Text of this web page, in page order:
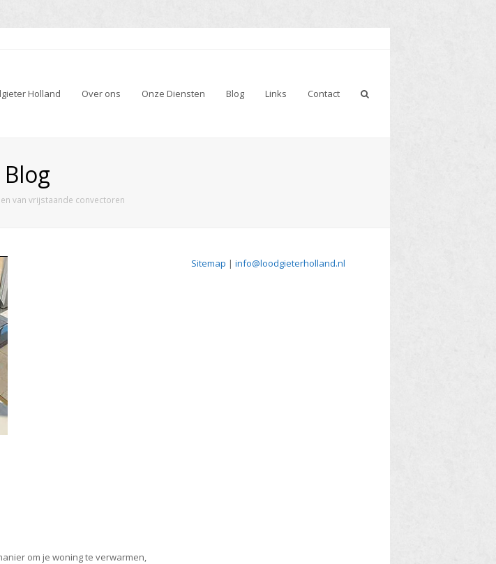
Holland Over ons Onze Diensten Blog Links Contact
Blog
van vrijstaande convectoren
om je woning te verwarmen,
Sitemap |info@loodgieterholland.nl